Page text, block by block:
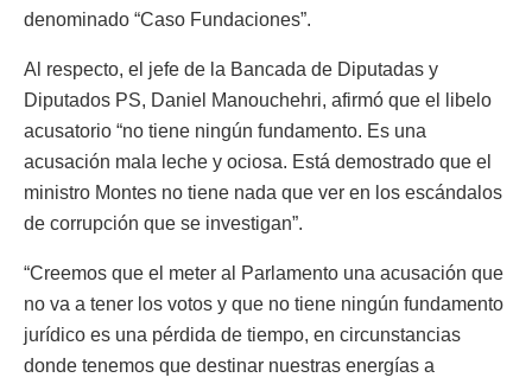
denominado “Caso Fundaciones”.
Al respecto, el jefe de la Bancada de Diputadas y
Diputados PS, Daniel Manouchehri, afirmó que el libelo
acusatorio “no tiene ningún fundamento. Es una
acusación mala leche y ociosa. Está demostrado que el
ministro Montes no tiene nada que ver en los escándalos
de corrupción que se investigan”.
“Creemos que el meter al Parlamento una acusación que
no va a tener los votos y que no tiene ningún fundamento
jurídico es una pérdida de tiempo, en circunstancias
donde tenemos que destinar nuestras energías a